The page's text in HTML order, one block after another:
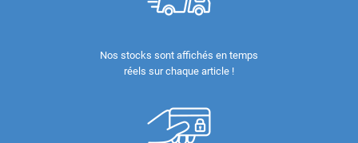
Nos stocks sont affichés en temps
réels sur chaque article !